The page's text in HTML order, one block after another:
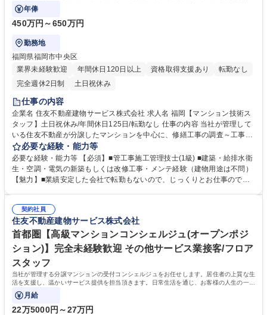
年俸
450万円～650万円
勤務地
福岡県福岡市中央区
業界未経験歓迎
年間休日120日以上 資格取得支援あり
転勤なし
完全週休2日制
土日祝休み
仕事の内容
企業名 住友不動産建物サービス株式会社 求人名 福岡【マンション技術ス
タッフ】土日祝休み/年間休日125日/転勤なし 仕事の内容 当社が管理して
いる住友不動産が分譲したマンションを中心に、修繕工事の調査～工事監
理（見積取得・査定、工程・安全管理が中心）、設備や建物点検をご担当
いただきます。 【具体的には】 ■不具合箇所の確認・調査 ■マンション毎
の所定の補修協力会社への手配・見積査定 ■工事立ち会い ■管理組合様へ
の提案（提案は原則、フロント職が行います）、報告書作成 ■設備や建物
休み/年間休日125日/転勤なし
必要な経験・能力等
必要な経験・能力等 【必須】■管工事施工管理技士(1級) ■建築・給排水衛
生・空調・電気の新築もしくは改修工事・メンテ経験（建物用途は不問）
【魅力】■業績安定した会社で転勤もないので、じっくりとお仕事のでき
の大規模物件、街のフラッグシップ的な物件にも携わることができます。
■発注者（管理組合の代行者）側の立場なので改善提案というアイディア
を形にできる魅力もあります。 学歴・資格 学歴：大学院 大学 高専 短大
専修学校 高校 語学力： 資格：
契約社員
住友不動産建物サービス株式会社
首都圏【高級マンションコンシェルジュ(オープンポジ
ション)】完全未経験歓迎 その他サービス業接客/フロア
スタッフ
当社が管理する分譲マンションの受付コンシェルジュをお任せします。居住者の上質な生
活を支援し、温かいサービス提供を担当頂きます。日常生活を通じ、お客様の人生の一部
に携わる特別なお仕事です。
月給
22万5000円～27万円